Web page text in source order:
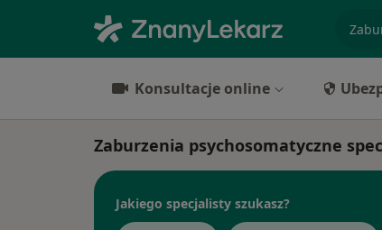
Konsultacje online
Zaburzenia psychosomatyczne
Jakiego specjalisty szukasz?